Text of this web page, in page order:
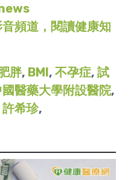
頻道，閱讀健康知
胖, BMI, 不孕症, 試
國醫藥大學附設醫院,
許希珍,